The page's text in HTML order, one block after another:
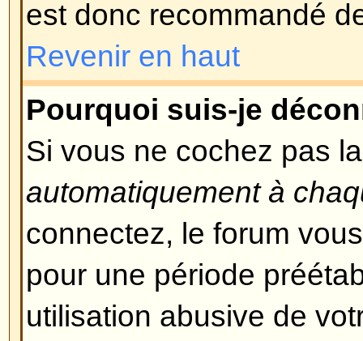
et vous devriez pouvoir vous
temps.
Revenir en haut
Je me suis inscrit mais ne
Premièrement, vérifiez que vous
correctement vos nom
S'ils ont correctement été
possibilités. Si le support
vous avez cliqué sur le lienJ'ai
moment de l'enregistrement,